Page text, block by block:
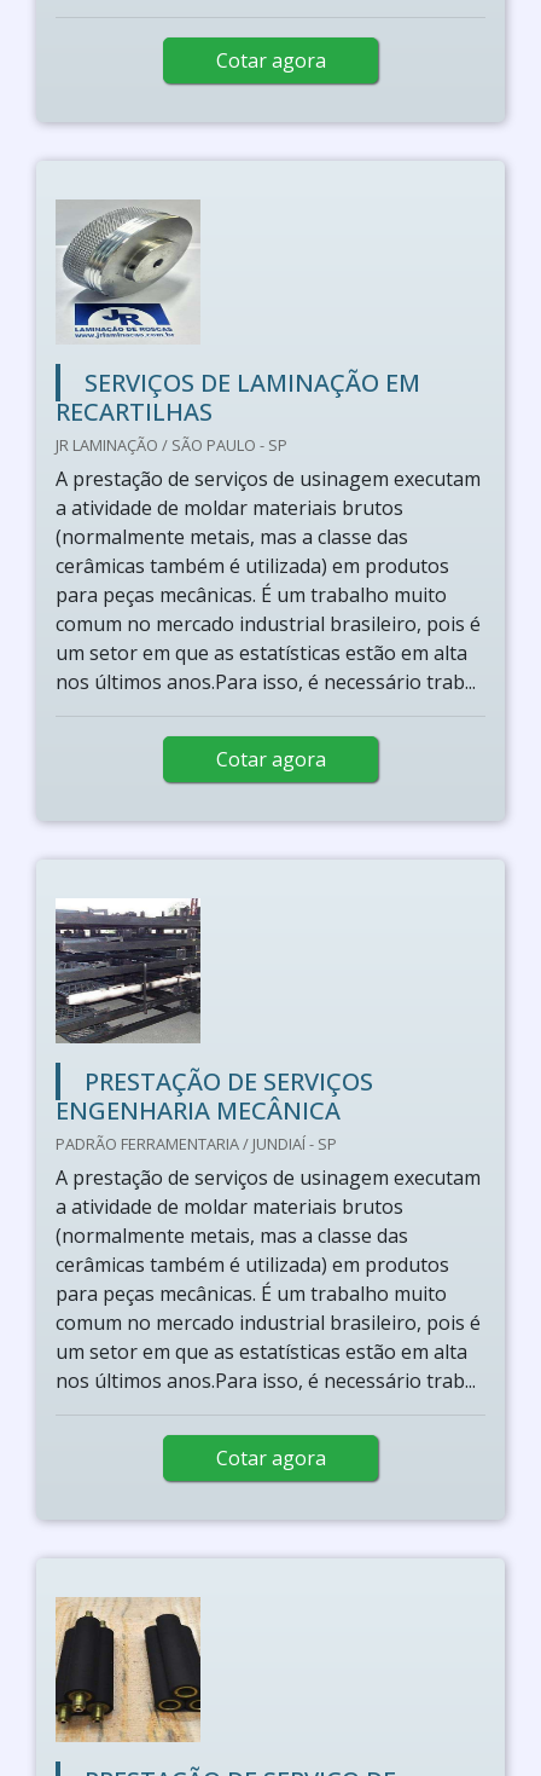
Cotar agora
SERVIÇOS DE LAMINAÇÃO EM
RECARTILHAS
JR LAMINAÇÃO / SÃO PAULO - SP
A prestação de serviços de usinagem executam
a atividade de moldar materiais brutos
(normalmente metais, mas a classe das
cerâmicas também é utilizada) em produtos
para peças mecânicas. É um trabalho muito
comum no mercado industrial brasileiro, pois é
um setor em que as estatísticas estão em alta
nos últimos anos.Para isso, é necessário trab...
Cotar agora
PRESTAÇÃO DE SERVIÇOS
ENGENHARIA MECÂNICA
PADRÃO FERRAMENTARIA / JUNDIAÍ - SP
A prestação de serviços de usinagem executam
a atividade de moldar materiais brutos
(normalmente metais, mas a classe das
cerâmicas também é utilizada) em produtos
para peças mecânicas. É um trabalho muito
comum no mercado industrial brasileiro, pois é
um setor em que as estatísticas estão em alta
nos últimos anos.Para isso, é necessário trab...
Cotar agora